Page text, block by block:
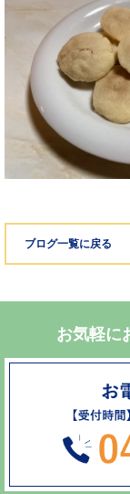
ブログ一覧に戻る
お気軽に